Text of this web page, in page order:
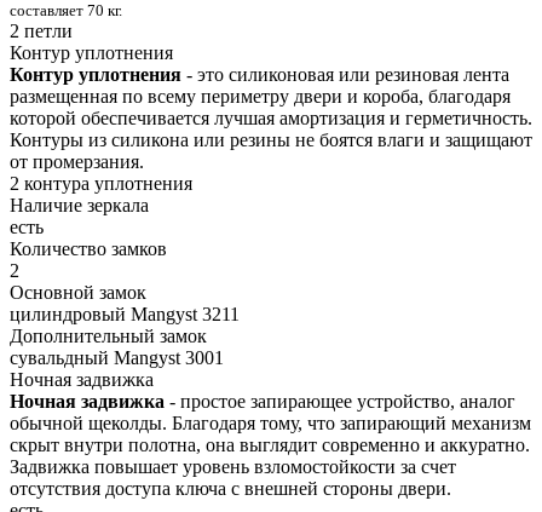
составляет 70 кг.
2 петли
Контур уплотнения
Контур уплотнения - это силиконовая или резиновая лента
размещенная по всему периметру двери и короба, благодаря
которой обеспечивается лучшая амортизация и герметичность.
Контуры из силикона или резины не боятся влаги и защищают
от промерзания.
2 контура уплотнения
Наличие зеркала
есть
Количество замков
2
Основной замок
цилиндровый Mangyst 3211
Дополнительный замок
сувальдный Mangyst 3001
Ночная задвижка
Ночная задвижка - простое запирающее устройство, аналог
обычной щеколды. Благодаря тому, что запирающий механизм
скрыт внутри полотна, она выглядит современно и аккуратно.
Задвижка повышает уровень взломостойкости за счет
отсутствия доступа ключа с внешней стороны двери.